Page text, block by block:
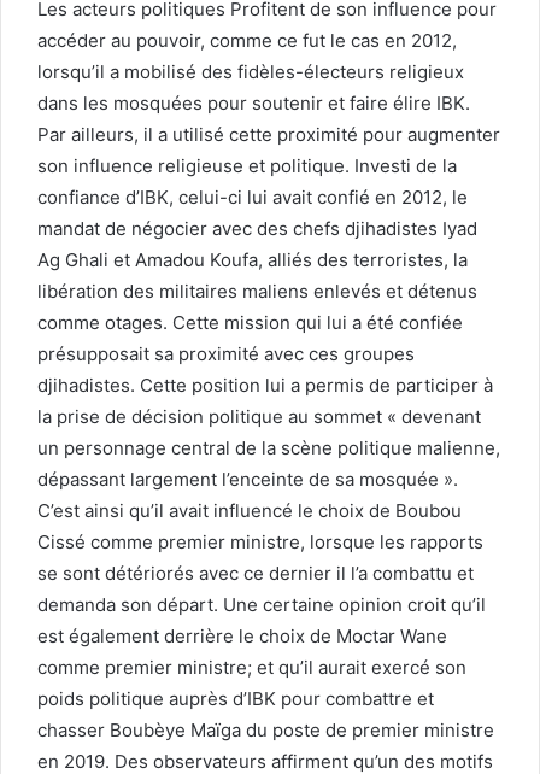
Les acteurs politiques Profitent de son influence pour
accéder au pouvoir, comme ce fut le cas en 2012,
lorsqu’il a mobilisé des fidèles-électeurs religieux
dans les mosquées pour soutenir et faire élire IBK.
Par ailleurs, il a utilisé cette proximité pour augmenter
son influence religieuse et politique. Investi de la
confiance d’IBK, celui-ci lui avait confié en 2012, le
mandat de négocier avec des chefs djihadistes Iyad
Ag Ghali et Amadou Koufa, alliés des terroristes, la
libération des militaires maliens enlevés et détenus
comme otages. Cette mission qui lui a été confiée
présupposait sa proximité avec ces groupes
djihadistes. Cette position lui a permis de participer à
la prise de décision politique au sommet « devenant
un personnage central de la scène politique malienne,
dépassant largement l’enceinte de sa mosquée ».
C’est ainsi qu’il avait influencé le choix de Boubou
Cissé comme premier ministre, lorsque les rapports
se sont détériorés avec ce dernier il l’a combattu et
demanda son départ. Une certaine opinion croit qu’il
est également derrière le choix de Moctar Wane
comme premier ministre; et qu’il aurait exercé son
poids politique auprès d’IBK pour combattre et
chasser Boubèye Maïga du poste de premier ministre
en 2019. Des observateurs affirment qu’un des motifs